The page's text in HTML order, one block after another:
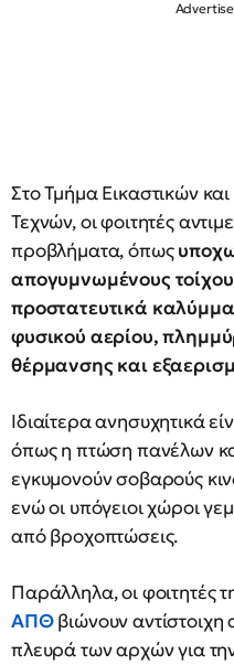
Στο Τμήμα Εικαστικών
Τεχνών, οι φοιτητές
προβλήματα, όπως
απογυμνωμένους
προστατευτικά
φυσικού αερίου,
θέρμανσης και
Ιδιαίτερα ανησυχητικά
όπως η πτώση πανέλων
εγκυμονούν σοβαρούς
ενώ οι υπόγειοι χώροι
από βροχοπτώσεις.
Παράλληλα, οι φοιτητές
ΑΠΘβιώνουν
πλευρά των αρχών για